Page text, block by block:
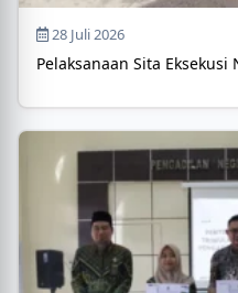
28 Juli 2026
Pelaksanaan Sita